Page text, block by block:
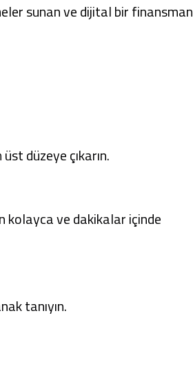
sunan ve dijital bir finansman
düzeye çıkarın.
kolayca ve dakikalar içinde
tanıyın.